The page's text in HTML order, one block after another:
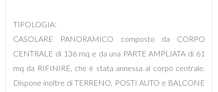
TIPOLOGIA:
CASOLARE PANORAMICO composto da CORPO
CENTRALE di 136 mq e da una PARTE AMPLIATA di 61
mq da RIFINIRE, che è stata annessa al corpo centrale.
Dispone inoltre di TERRENO, POSTI AUTO e BALCONE